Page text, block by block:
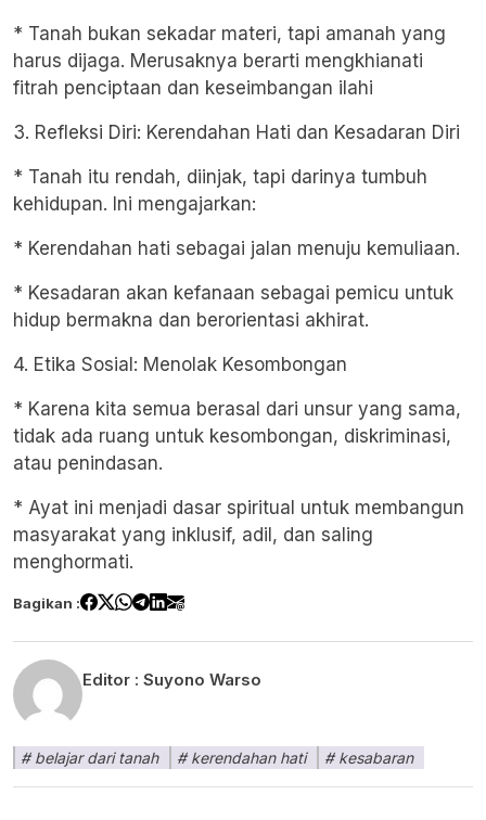
* Tanah bukan sekadar materi, tapi amanah yang
harus dijaga. Merusaknya berarti mengkhianati
fitrah penciptaan dan keseimbangan ilahi
3. Refleksi Diri: Kerendahan Hati dan Kesadaran Diri
* Tanah itu rendah, diinjak, tapi darinya tumbuh
kehidupan. Ini mengajarkan:
* Kerendahan hati sebagai jalan menuju kemuliaan.
* Kesadaran akan kefanaan sebagai pemicu untuk
hidup bermakna dan berorientasi akhirat.
4. Etika Sosial: Menolak Kesombongan
* Karena kita semua berasal dari unsur yang sama,
tidak ada ruang untuk kesombongan, diskriminasi,
atau penindasan.
* Ayat ini menjadi dasar spiritual untuk membangun
masyarakat yang inklusif, adil, dan saling
menghormati.
Bagikan :
Editor : Suyono Warso
belajar dari tanah kerendahan hati kesabaran